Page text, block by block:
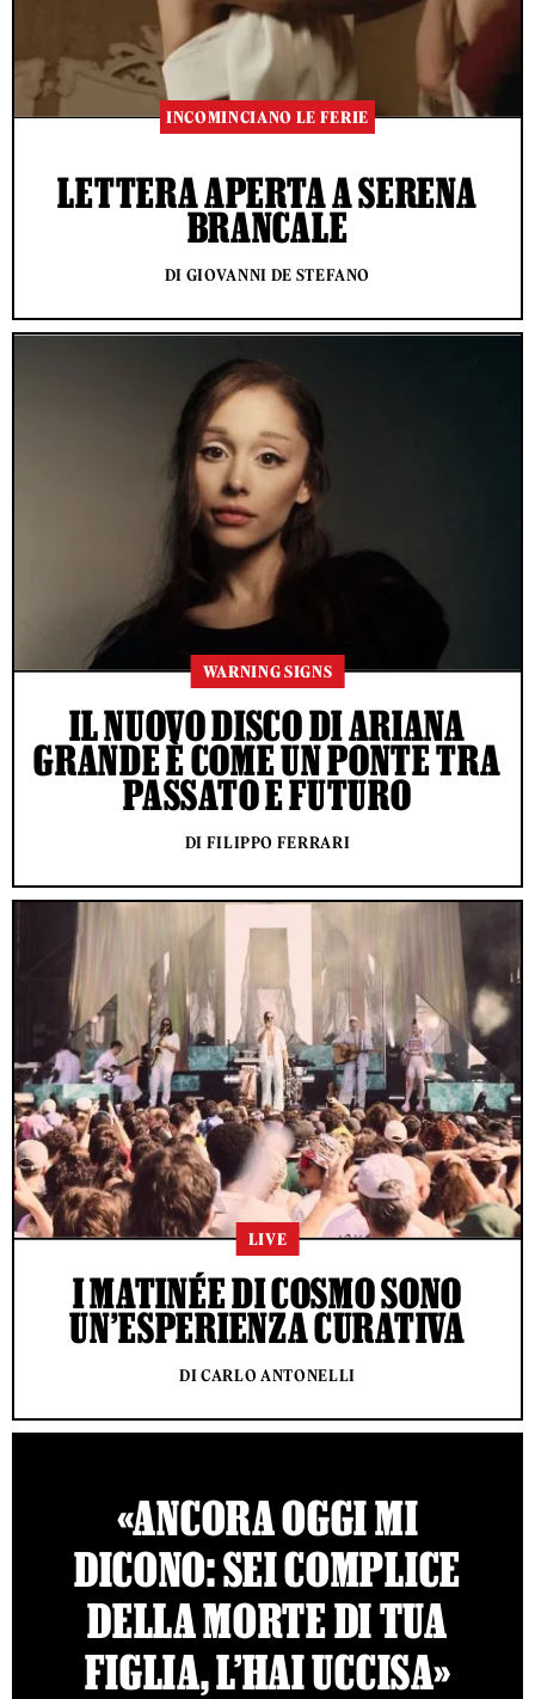
INCOMINCIANO LE FERIE
LETTERA APERTA A SERENA
BRANCALE
DI GIOVANNI DE STEFANO
WARNING SIGNS
IL NUOVO DISCO DI ARIANA
GRANDE È COME UN PONTE TRA
PASSATO E FUTURO
DI FILIPPO FERRARI
LIVE
I MATINÉE DI COSMO SONO
UN’ESPERIENZA CURATIVA
DI CARLO ANTONELLI
«ANCORA OGGI MI
DICONO: SEI COMPLICE
DELLA MORTE DI TUA
FIGLIA, L’HAI UCCISA»